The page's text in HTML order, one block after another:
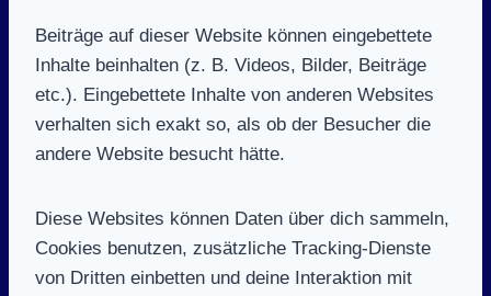
Beiträge auf dieser Website können eingebettete
Inhalte beinhalten (z. B. Videos, Bilder, Beiträge
etc.). Eingebettete Inhalte von anderen Websites
verhalten sich exakt so, als ob der Besucher die
andere Website besucht hätte.
Diese Websites können Daten über dich sammeln,
Cookies benutzen, zusätzliche Tracking-Dienste
von Dritten einbetten und deine Interaktion mit